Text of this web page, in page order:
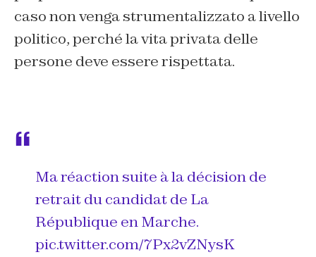
caso non venga strumentalizzato a livello
politico, perché la vita privata delle
persone deve essere rispettata.
Ma réaction suite à la décision de
retrait du candidat de La
République en Marche.
pic.twitter.com/7Px2vZNysK